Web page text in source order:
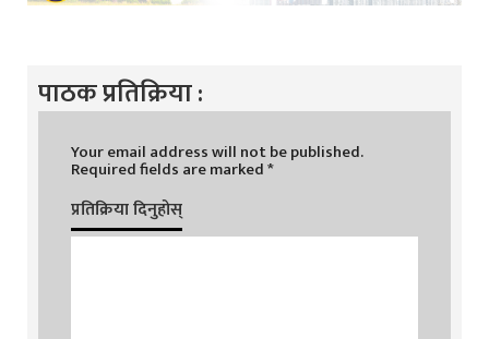
पाठक प्रतिक्रिया :
Your email address will not be published.
Required fields are marked*
प्रतिक्रिया दिनुहोस्